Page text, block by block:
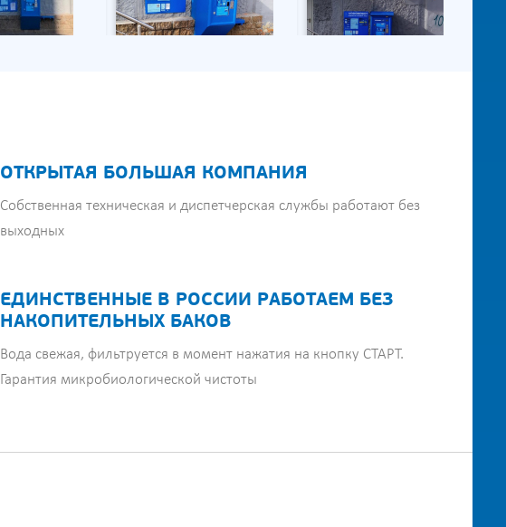
ОТКРЫТАЯ БОЛЬШАЯ КОМПАНИЯ
Собственная техническая и диспетчерская службы работают без
выходных
ЕДИНСТВЕННЫЕ В РОССИИ РАБОТАЕМ БЕЗ
НАКОПИТЕЛЬНЫХ БАКОВ
Вода свежая, фильтруется в момент нажатия на кнопку СТАРТ.
Гарантия микробиологической чистоты